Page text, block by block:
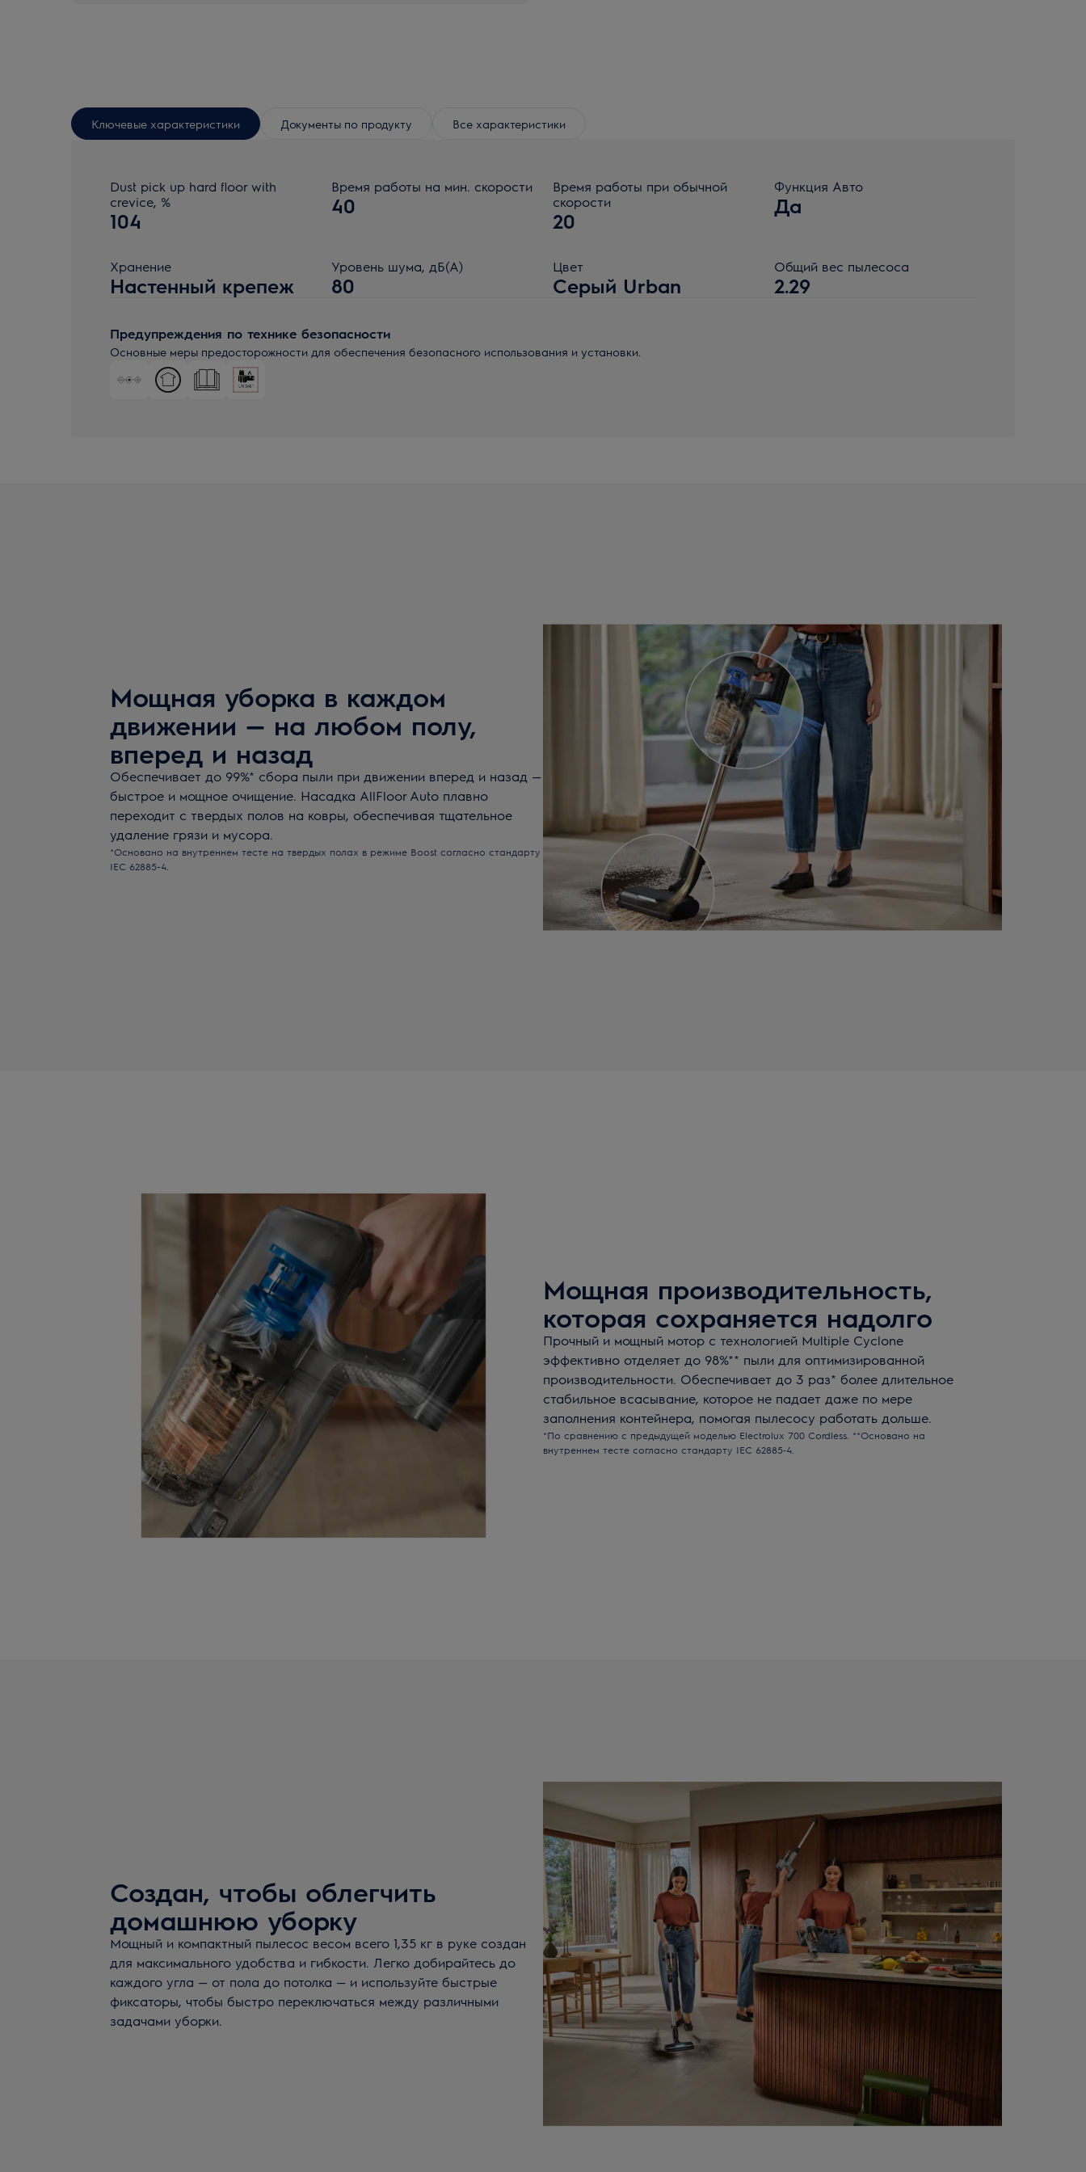
Ключевые характеристики Документы по продукту Все характеристики
Dust pick up hard floor with
crevice, %
104
Время работы на мин. скорости
40
Время работы при обычной
скорости
20
Функция Авто
Да
Хранение
Настенный крепеж
Уровень шума, дБ(А)
80
Цвет
Серый Urban
Общий вес пылесоса
2.29
Предупреждения по технике безопасности
Основные меры предосторожности для обеспечения безопасного использования и установки.
Мощная уборка в каждом
движении — на любом полу,
вперед и назад
Обеспечивает до 99%* сбора пыли при движении вперед и назад —
быстрое и мощное очищение. Насадка AllFloor Auto плавно
переходит с твердых полов на ковры, обеспечивая тщательное
удаление грязи и мусора.
*Основано на внутреннем тесте на твердых полах в режиме Boost согласно стандарту
IEC 62885-4.
Мощная производительность,
которая сохраняется надолго
Прочный и мощный мотор с технологией Multiple Cyclone
эффективно отделяет до 98%** пыли для оптимизированной
производительности. Обеспечивает до 3 раз* более длительное
стабильное всасывание, которое не падает даже по мере
заполнения контейнера, помогая пылесосу работать дольше.
*По сравнению с предыдущей моделью Electrolux 700 Cordless. **Основано на
внутреннем тесте согласно стандарту IEC 62885‑4.
Создан, чтобы облегчить
домашнюю уборку
Мощный и компактный пылесос весом всего 1,35 кг в руке создан
для максимального удобства и гибкости. Легко добирайтесь до
каждого угла — от пола до потолка — и используйте быстрые
фиксаторы, чтобы быстро переключаться между различными
задачами уборки.